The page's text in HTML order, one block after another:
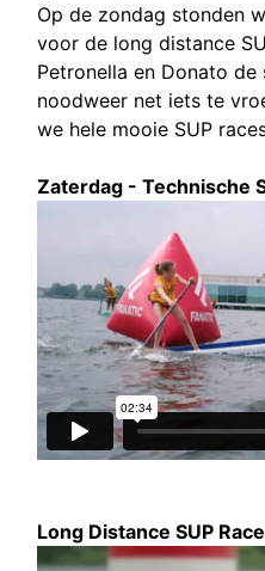
Op de zondag stonden
voor de long distance
Petronella en Donato de
noodweer net iets te
we hele mooie SUP
Zaterdag - Technische
Long Distance SUP